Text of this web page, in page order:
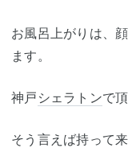
お風呂上がりは、
ます。
神戸 シェラトンで
そう言えば持って